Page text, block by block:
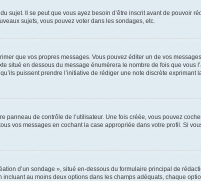
sujet. Il se peut que vous ayez besoin d’être inscrit avant de pouvoir
sujets, vous pouvez voter dans les sondages, etc.
que vos propres messages. Vous pouvez éditer un de vos
en dessous du message énumèrera le nombre de fois que vous
puissent prendre l’initiative de rédiger une note discrète
panneau de contrôle de l’utilisateur. Une fois créée, vous pouvez
vos messages en cochant la case appropriée dans votre profil. Si
d’un sondage », situé en-dessous du formulaire principal de
au moins deux options dans les champs adéquats, chaque